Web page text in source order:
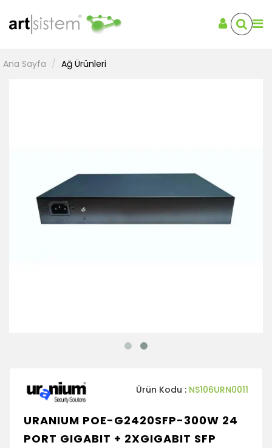
Ana Sayfa Ağ Ürünleri
Ürün Kodu : NS106URN0011
URANIUM POE-G2420SFP-300W 24
PORT GIGABIT + 2XGIGABIT SFP